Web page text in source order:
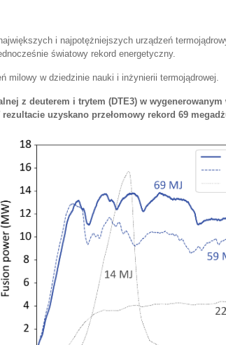
i najpotężniejszych urządzeń
światowy rekord energetyczny.
milowy w dziedzinie nauki i inżynierii termojądrowej.
z deuterem i trytem (DTE3) w
uzyskano przełomowy rekord 69